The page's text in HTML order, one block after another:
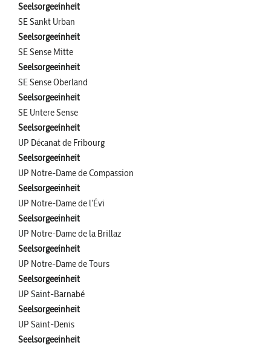
Seelsorgeeinheit
SE Sankt Urban
Seelsorgeeinheit
SE Sense Mitte
Seelsorgeeinheit
SE Sense Oberland
Seelsorgeeinheit
SE Untere Sense
Seelsorgeeinheit
UP Décanat de Fribourg
Seelsorgeeinheit
UP Notre-Dame de Compassion
Seelsorgeeinheit
UP Notre-Dame de l'Évi
Seelsorgeeinheit
UP Notre-Dame de la Brillaz
Seelsorgeeinheit
UP Notre-Dame de Tours
Seelsorgeeinheit
UP Saint-Barnabé
Seelsorgeeinheit
UP Saint-Denis
Seelsorgeeinheit